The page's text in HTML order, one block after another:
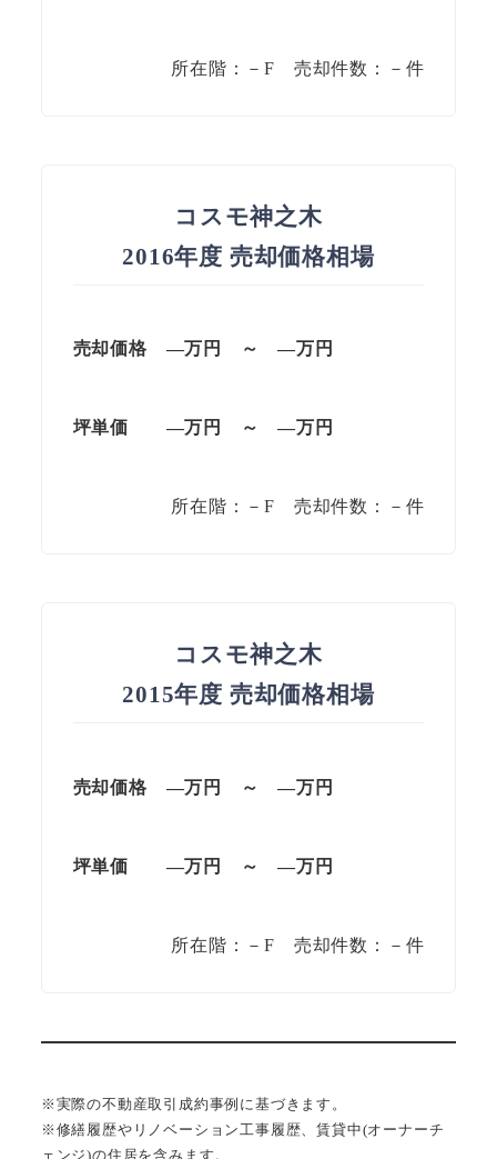
所在階：－F 売却件数：－件
コスモ神之木
2016年度 売却価格相場
売却価格 —万円 ～—万円
坪単価 —万円 ～—万円
所在階：－F 売却件数：－件
コスモ神之木
2015年度 売却価格相場
売却価格 —万円 ～—万円
坪単価 —万円 ～—万円
所在階：－F 売却件数：－件
※実際の不動産取引成約事例に基づきます。
※修繕履歴やリノベーション工事履歴、賃貸中(オーナーチ
ェンジ)の住居を含みます。